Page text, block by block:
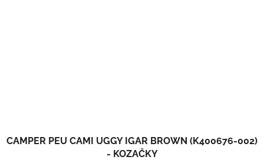
CAMPER PEU CAMI UGGY IGAR BROWN (K400676-002)
- KOZAČKY